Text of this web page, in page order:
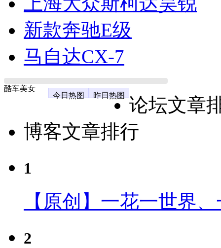
新款奔驰E级
马自达CX-7
酷车美女
今日热图
昨日热图
论坛文章
博客文章排行
1
【原创】一花一世界
2